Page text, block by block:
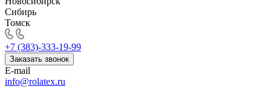
Сибирь
Томск
+7 (383)-333-19-99
Заказать звонок
E-mail
info@rolatex.ru